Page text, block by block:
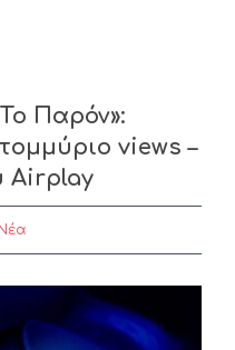
Παρόν»:
views –
Airplay